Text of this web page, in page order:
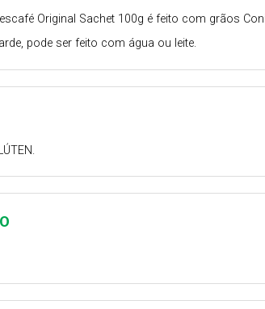
Original Sachet 100g é feito com grãos
pode ser feito com água ou leite.